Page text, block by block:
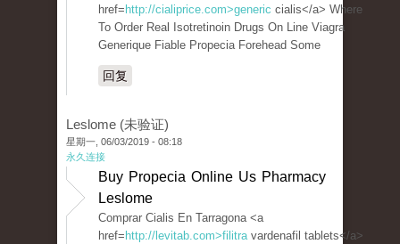
href= http://cialiprice.com>generic cialis</a> Where
To Order Real Isotretinoin Drugs On Line Viagra
Generique Fiable Propecia Forehead Some
回复
Leslome (未验证)
星期一, 06/03/2019 - 08:18
永久连接
Buy Propecia Online Us Pharmacy
Leslome
Comprar Cialis En Tarragona <a
href= http://levitab.com>filitravardenafil tablets</a>